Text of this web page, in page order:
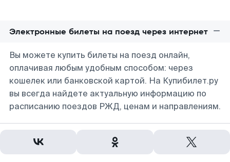
Электронные билеты на поезд через интернет
Вы можете купить билеты на поезд онлайн,
оплачивая любым удобным способом: через
кошелек или банковской картой. На Купибилет.ру
вы всегда найдете актуальную информацию по
расписанию поездов РЖД, ценам и направлениям.